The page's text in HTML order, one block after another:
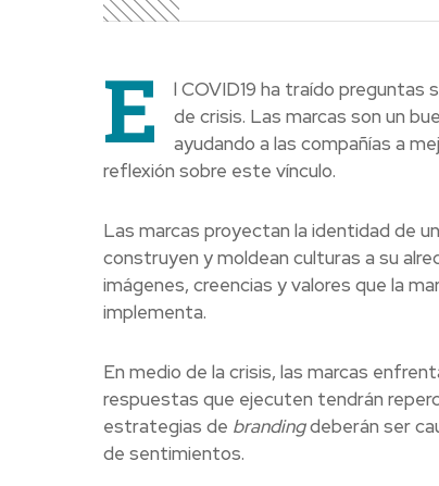
E
l COVID19 ha traído preguntas
de crisis. Las marcas son un
ayudando a las compañías a
reflexión sobre este vínculo.
Las marcas proyectan la identidad de
construyen y moldean culturas a su
imágenes, creencias y valores que la
implementa.
En medio de la crisis, las marcas
respuestas que ejecuten tendrán
estrategias de brandingdeberán ser
de sentimientos.